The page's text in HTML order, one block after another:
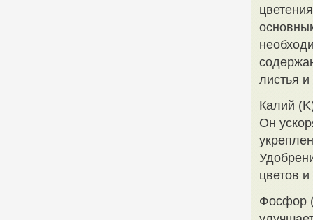
листья
Калий
Он
цветов
Фосфор